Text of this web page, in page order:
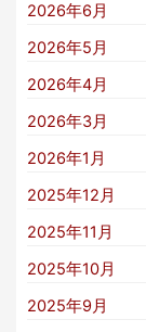
2026年6月
2026年5月
2026年4月
2026年3月
2026年1月
2025年12月
2025年11月
2025年10月
2025年9月